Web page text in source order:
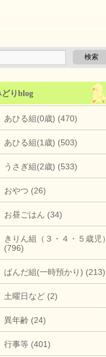
どりblog
あひる組(0歳) (470)
あひる組(1歳) (503)
うさぎ組(2歳) (533)
おやつ (26)
お昼ごはん (34)
きりん組（３・４・５歳児）
(796)
ぱんだ組(一時預かり) (213)
土曜日など (2)
異年齢 (24)
行事等 (401)